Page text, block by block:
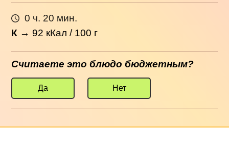
0 ч. 20 мин.
К → 92 кКал / 100 г
Считаете это блюдо бюджетным?
Да Нет